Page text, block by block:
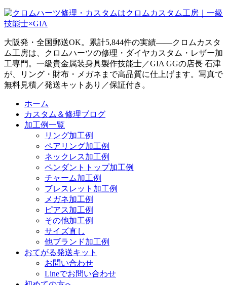
大阪発・全国郵送OK。累計5,844件の実績——クロムカスタ
ム工房は、クロムハーツの修理・ダイヤカスタム・レザー加
工専門。一級貴金属装身具製作技能士／GIA GGの店長 石津
が、リング・財布・メガネまで高品質に仕上げます。写真で
無料見積／発送キットあり／保証付き。
ホーム
カスタム＆修理ブログ
加工例一覧
リング加工例
ペアリング加工例
ネックレス加工例
ペンダントトップ加工例
チャーム加工例
ブレスレット加工例
メガネ加工例
ピアス加工例
その他加工例
サイズ直し
他ブランド加工例
おてがる発送キット
お問い合わせ
Lineでお問い合わせ